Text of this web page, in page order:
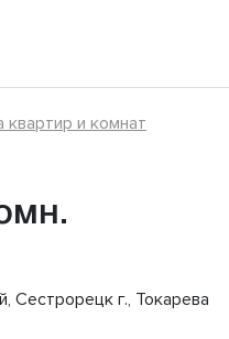
и комнат
Сестрорецк г., Токарева